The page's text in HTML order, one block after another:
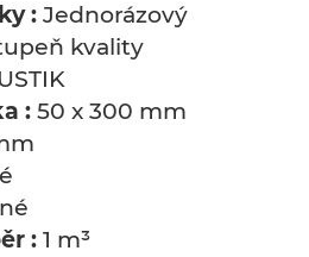
: Jednorázový
kvality
: 50 x 300 mm
: 1 m³